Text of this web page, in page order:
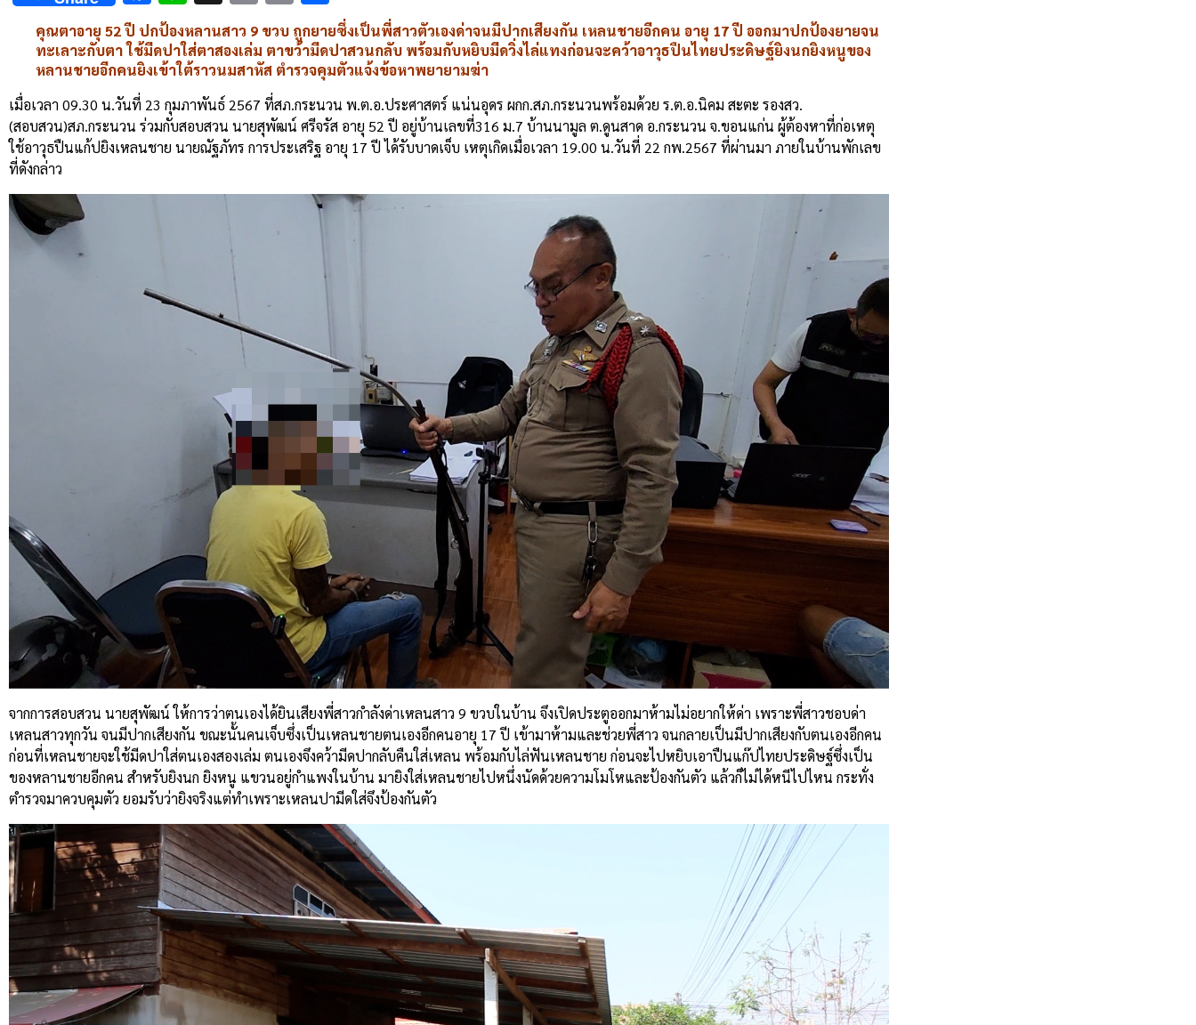
Link
คุณตาอายุ 52 ปี ปกป้องหลานสาว 9 ขวบ ถูกยายซึ่งเป็นพี่สาวตัวเองด่าจนมีปากเสียงกัน เหลนชายอีกคน อายุ 17 ปี ออกมาปกป้องยายจน
ทะเลาะกับตา ใช้มีดปาใส่ตาสองเล่ม ตาขว้ามีดปาสวนกลับ พร้อมกับหยิบมีดวิ่งไล่แทงก่อนจะคว้าอาวุธปืนไทยประดิษฐ์ยิงนกยิงหนูของ
หลานชายอีกคนยิงเข้าใต้ราวนมสาหัส ตำรวจคุมตัวแจ้งข้อหาพยายามฆ่า
เมื่อเวลา 09.30 น.วันที่ 23 กุมภาพันธ์ 2567 ที่สภ.กระนวน พ.ต.อ.ประศาสตร์ แน่นอุดร ผกก.สภ.กระนวนพร้อมด้วย ร.ต.อ.นิคม สะตะ รองสว.
(สอบสวน)สภ.กระนวน ร่วมกับสอบสวน นายสุพัฒน์ ศรีจรัส อายุ 52 ปี อยู่บ้านเลขที่316 ม.7 บ้านนามูล ต.ดูนสาด อ.กระนวน จ.ขอนแก่น ผู้ต้องหาที่ก่อเหตุ
ใช้อาวุธปืนแก้ปยิงเหลนชาย นายณัฐภัทร การประเสริฐ อายุ 17 ปี ได้รับบาดเจ็บ เหตุเกิดเมื่อเวลา 19.00 น.วันที่ 22 กพ.2567 ที่ผ่านมา ภายในบ้านพักเลข
ที่ดังกล่าว
จากการสอบสวน นายสุพัฒน์ ให้การว่าตนเองได้ยินเสียงพี่สาวกำลังด่าเหลนสาว 9 ขวบในบ้าน จึงเปิดประตูออกมาห้ามไม่อยากให้ด่า เพราะพี่สาวชอบด่า
เหลนสาวทุกวัน จนมีปากเสียงกัน ขณะนั้นคนเจ็บซึ่งเป็นเหลนชายตนเองอีกคนอายุ 17 ปี เข้ามาห้ามและช่วยพี่สาว จนกลายเป็นมีปากเสียงกับตนเองอีกคน
ก่อนที่เหลนชายจะใช้มีดปาใส่ตนเองสองเล่ม ตนเองจึงคว้ามีดปากลับคืนใส่เหลน พร้อมกับไล่ฟันเหลนชาย ก่อนจะไปหยิบเอาปืนแก๊ปไทยประดิษฐ์ซึ่งเป็น
ของหลานชายอีกคน สำหรับยิงนก ยิงหนู แขวนอยู่กำแพงในบ้าน มายิงใส่เหลนชายไปหนึ่งนัดด้วยความโมโหและป้องกันตัว แล้วก็ไม่ได้หนีไปไหน กระทั่ง
ตำรวจมาควบคุมตัว ยอมรับว่ายิงจริงแต่ทำเพราะเหลนปามีดใส่จึงป้องกันตัว